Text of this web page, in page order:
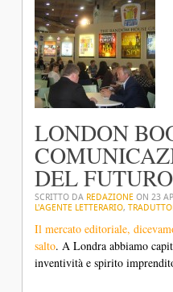
LONDON
DEL
SCRITTO DA REDAZIONE ON 23
L'AGENTE LETTERARIO,
Il mercato editoriale,
salto. A Londra abbiamo
inventività e spirito